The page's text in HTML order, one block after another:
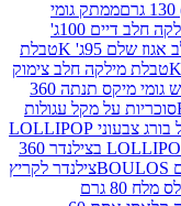
גומי
טבלת מילקה חלב דיים 100ג'
טבלת
חלב צימוק
מגש גומי מיקס תנתה 360
עגולות
סוכריות על מקל בורג צבעוני LOLLIPOP
סוכריות על מקל מסולסלות LOLLIPOP בצילנדר 360
צילנדר לקריץ
מלח 80 גרם